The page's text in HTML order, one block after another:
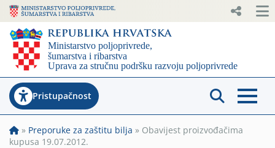
Pristupačnost
» Preporuke za zaštitu bilja » Obavijest proizvođačima
kupusa 19.07.2012.